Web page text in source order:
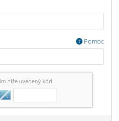
Pomoc
níže uvedený kód